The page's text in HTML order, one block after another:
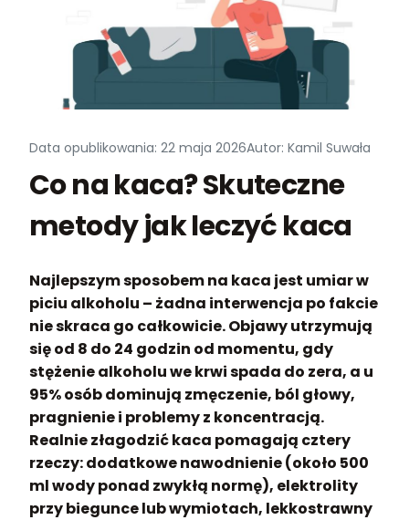
Data opublikowania: 22 maja 2026Autor: Kamil Suwała
Co na kaca? Skuteczne
metody jak leczyć kaca
Najlepszym sposobem na kaca jest umiar w
piciu alkoholu – żadna interwencja po fakcie
nie skraca go całkowicie. Objawy utrzymują
się od 8 do 24 godzin od momentu, gdy
stężenie alkoholu we krwi spada do zera, a u
95% osób dominują zmęczenie, ból głowy,
pragnienie i problemy z koncentracją.
Realnie złagodzić kaca pomagają cztery
rzeczy: dodatkowe nawodnienie (około 500
ml wody ponad zwykłą normę), elektrolity
przy biegunce lub wymiotach, lekkostrawny